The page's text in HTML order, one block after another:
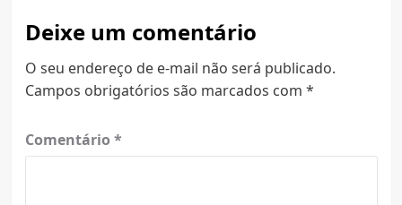
Deixe um comentário
O seu endereço de e-mail não será publicado.
Campos obrigatórios são marcados com *
Comentário *